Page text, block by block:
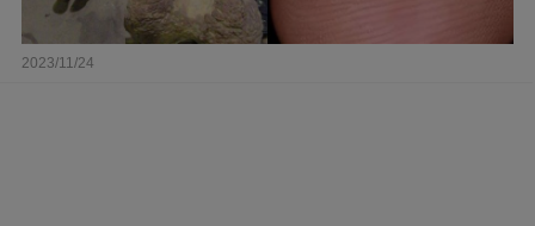
2023/11/24